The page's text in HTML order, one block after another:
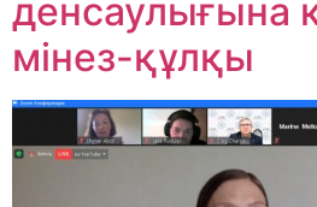
денсаулығына
мінез-құлқы